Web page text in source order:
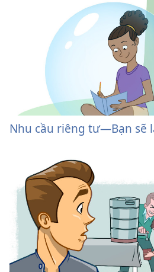
Nhu cầu riêng tư​—Bạn sẽ